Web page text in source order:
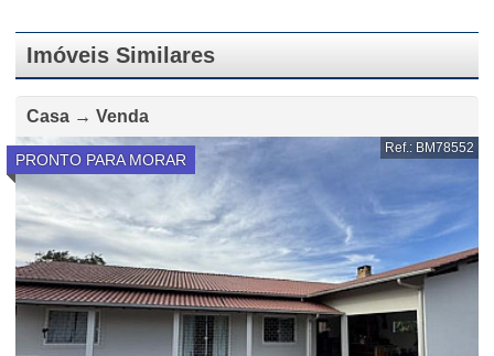
Imóveis Similares
Casa → Venda
PRONTO PARA MORAR
Ref.: BM78552